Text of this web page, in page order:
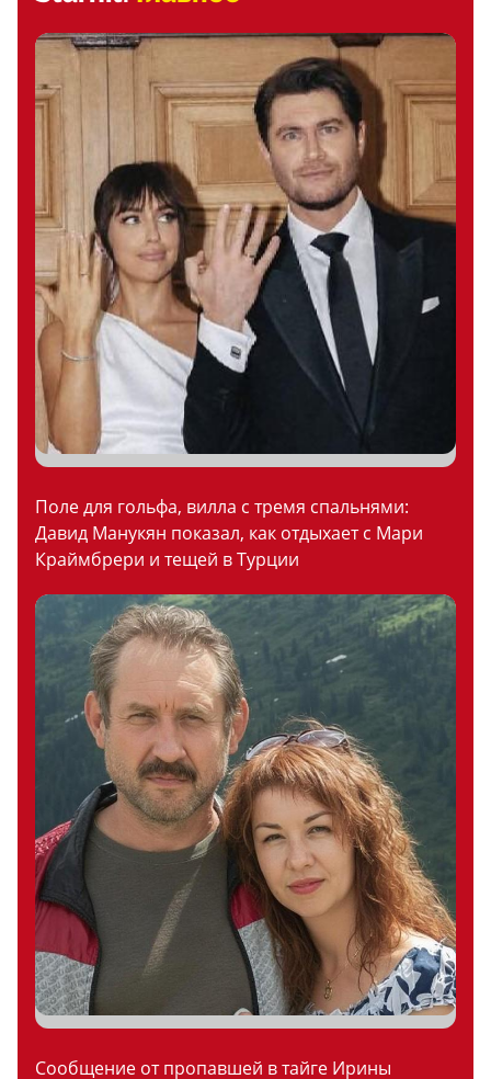
Поле для гольфа, вилла с тремя спальнями:
Давид Манукян показал, как отдыхает с Мари
Краймбрери и тещей в Турции
Сообщение от пропавшей в тайге Ирины